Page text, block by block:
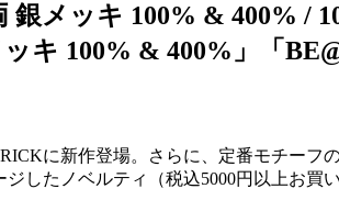
メッキ 100% & 400% /
キ 100% & 400%」「
に新作登場。さらに、定番モチーフ
したノベルティ（税込5000円以上お買